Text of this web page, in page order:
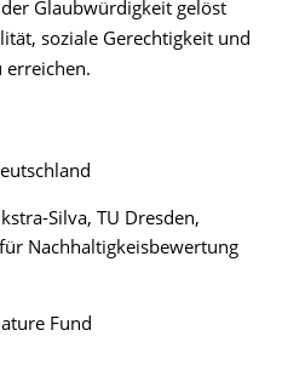
Glaubwürdigkeit gelöst
soziale Gerechtigkeit und
erreichen.
Silva, TU Dresden,
Nachhaltigkeisbewertung
Fund